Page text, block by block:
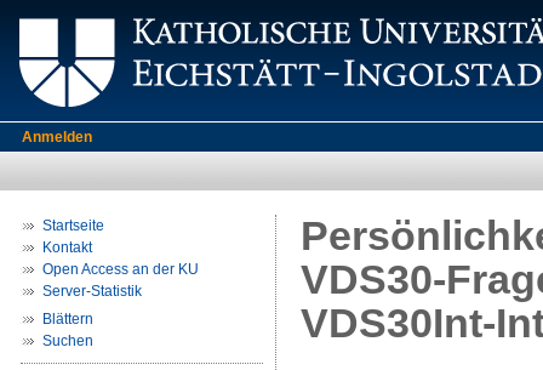
Anmelden
Startseite
Kontakt
Open Access an der KU
Server-Statistik
Blättern
Suchen
VDS30-
VDS30Int-